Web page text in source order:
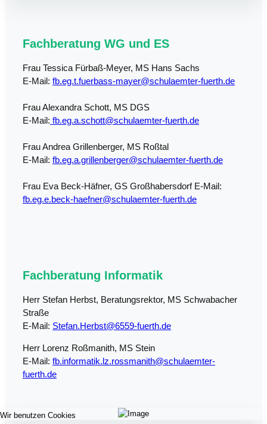
Fachberatung WG und ES
Frau Tessica Fürbaß-Meyer, MS Hans Sachs
E-Mail: fb.eg.t.fuerbass-mayer@schulaemter-fuerth.de
Frau Alexandra Schott, MS DGS
E-Mail: fb.eg.a.schott@schulaemter-fuerth.de
Frau Andrea Grillenberger, MS Roßtal
E-Mail: fb.eg.a.grillenberger@schulaemter-fuerth.de
Frau Eva Beck-Häfner, GS Großhabersdorf E-Mail:
fb.eg.e.beck-haefner@schulaemter-fuerth.de
Fachberatung Informatik
Herr Stefan Herbst, Beratungsrektor, MS Schwabacher
Straße
E-Mail: Stefan.Herbst@6559-fuerth.de
Herr Lorenz Roßmanith, MS Stein
E-Mail: fb.informatik.lz.rossmanith@schulaemter-
fuerth.de
Wir benutzen Cookies